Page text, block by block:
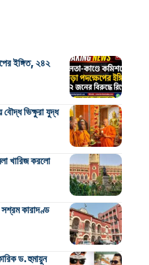
ইঙ্গিত, ২৪২
বৌদ্ধ ভিক্ষুরা যুদ্ধ
খারিজ করলো
কারাদণ্ড
ড. হুমায়ুন